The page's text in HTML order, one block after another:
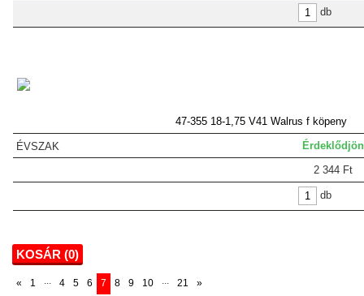
db
47-355 18-1,75 V41 Walrus f köpeny
Érdeklődjön
2 344 Ft
db
KOSÁR (0)
« 1 ... 4 5 6 7 8 9 10 ... 21 »